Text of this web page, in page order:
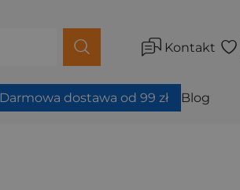
Kontakt
Darmowa dostawa od 99 zł Blog